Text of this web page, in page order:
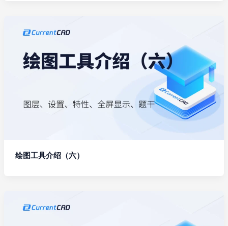
绘图工具介绍（六）